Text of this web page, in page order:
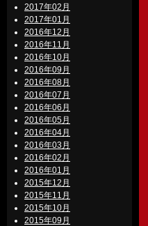
2017年02月
2017年01月
2016年12月
2016年11月
2016年10月
2016年09月
2016年08月
2016年07月
2016年06月
2016年05月
2016年04月
2016年03月
2016年02月
2016年01月
2015年12月
2015年11月
2015年10月
2015年09月